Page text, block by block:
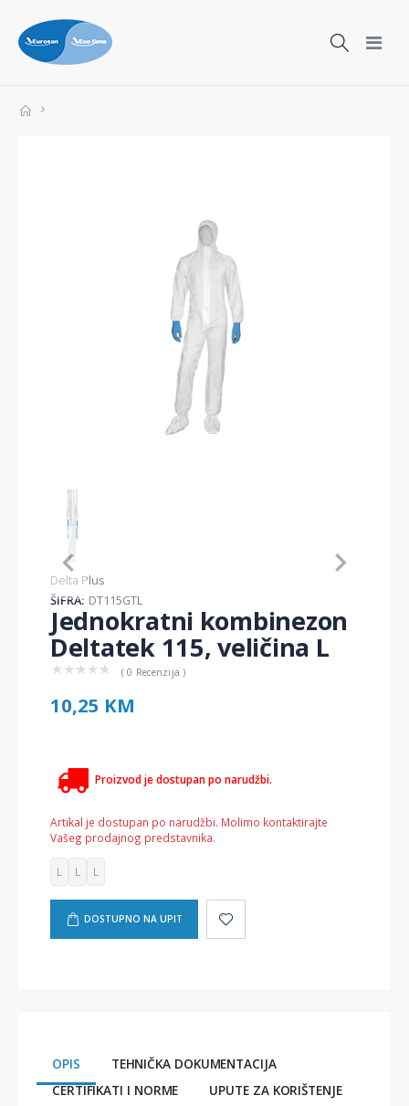
Item
1
of
1
Delta Plus
ŠIFRA: DT115GTL
Jednokratni kombinezon
Deltatek 115, veličina L
★ ★ ★ ★ ★ ( 0 Recenzija )
10,25 KM
Proizvod je dostupan po narudžbi.
Artikal je dostupan po narudžbi. Molimo kontaktirajte
Vašeg prodajnog predstavnika.
L L L
DOSTUPNO NA UPIT
OPIS
TEHNIČKA DOKUMENTACIJA
CERTIFIKATI I NORME
UPUTE ZA KORIŠTENJE